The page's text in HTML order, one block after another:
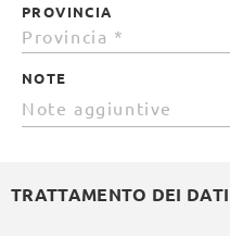
PROVINCIA
NOTE
TRATTAMENTO DEI